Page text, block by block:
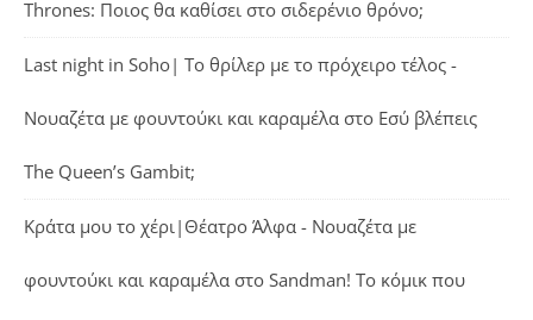
Thrones: Ποιος θα καθίσει στο σιδερένιο θρόνο;
Last night in Soho| Το θρίλερ με το πρόχειρο τέλος -
Νουαζέτα με φουντούκι και καραμέλα στο Εσύ βλέπεις
The Queen’s Gambit;
Κράτα μου το χέρι|Θέατρο Άλφα - Νουαζέτα με
φουντούκι και καραμέλα στο Sandman! Το κόμικ που